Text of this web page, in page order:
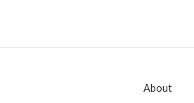
About